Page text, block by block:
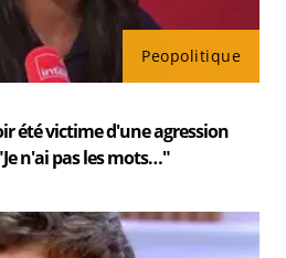
Peopolitique
été victime d'une agression
n'ai pas les mots…"